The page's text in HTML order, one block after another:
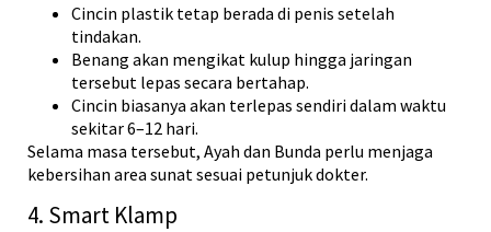
Cincin plastik tetap berada di penis setelah
tindakan.
Benang akan mengikat kulup hingga jaringan
tersebut lepas secara bertahap.
Cincin biasanya akan terlepas sendiri dalam waktu
sekitar 6–12 hari.
Selama masa tersebut, Ayah dan Bunda perlu menjaga
kebersihan area sunat sesuai petunjuk dokter.
4. Smart Klamp